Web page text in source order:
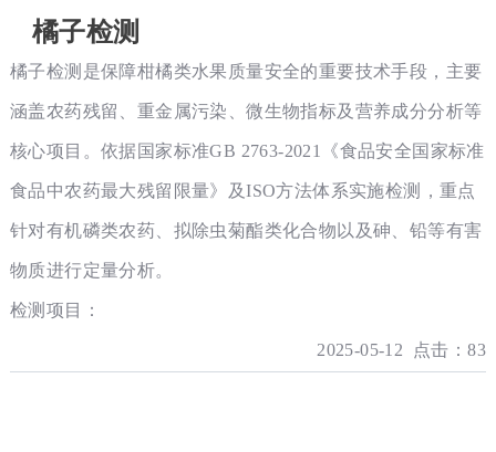
橘子检测
橘子检测是保障柑橘类水果质量安全的重要技术手段，主要
涵盖农药残留、重金属污染、微生物指标及营养成分分析等
核心项目。依据国家标准GB 2763-2021《食品安全国家标准
食品中农药最大残留限量》及ISO方法体系实施检测，重点
针对有机磷类农药、拟除虫菊酯类化合物以及砷、铅等有害
物质进行定量分析。
检测项目：
2025-05-12 点击：83